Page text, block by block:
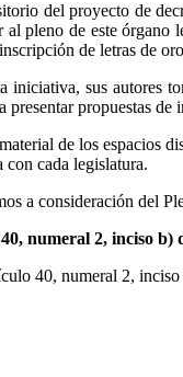
del proyecto de
al pleno de este
de letras de
iniciativa, sus autores
presentar propuestas
de los espacios
con cada legislatura.
a consideración del
numeral 2, inciso b)
40, numeral 2,